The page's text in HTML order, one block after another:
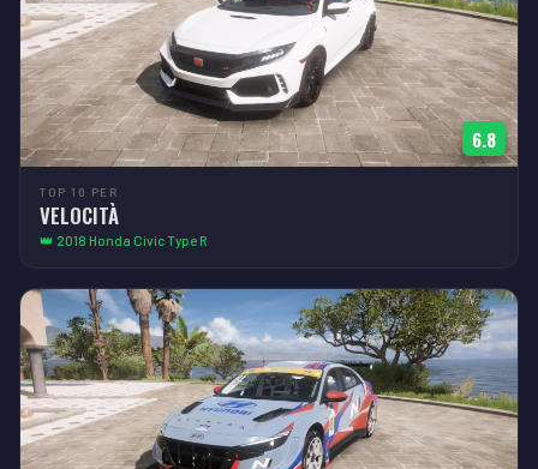
6.8
TOP 10 PER
VELOCITÀ
👑 2018 Honda Civic Type R